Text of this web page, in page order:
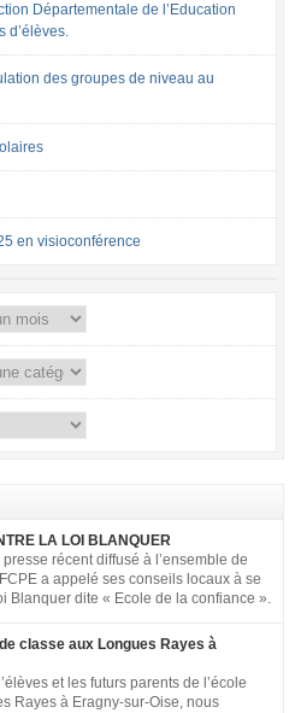
Départementale de l’Education
d’élèves.
des groupes de niveau au
en visioconférence
LA LOI BLANQUER
récent diffusé à l’ensemble de
a appelé ses conseils locaux à se
Blanquer dite « Ecole de la confiance ».
comprenant : 1 affiche
classe aux Longues Rayes à
et les futurs parents de l’école
Rayes à Eragny-sur-Oise, nous